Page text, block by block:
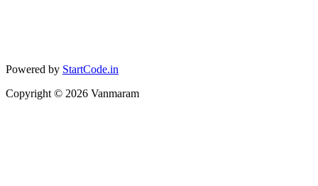
Powered by StartCode.in
Copyright © 2026 Vanmaram